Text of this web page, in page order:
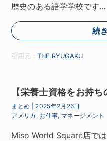
歴史のある語学学校です…
続
引用元：THE RYUGAKU
【栄養士資格をお持
まとめ
2025年2月26日
アメリカ , お仕事, マネージメント
Miso World Square店で